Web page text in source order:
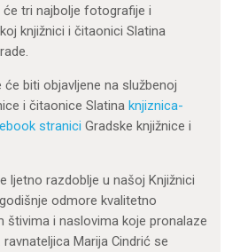
tri najbolje fotografije i
knjižnici i čitaonici Slatina
biti objavljene na službenoj
i čitaonice Slatinaknjiznica-
stranici Gradske knjižnice i
ljetno razdoblje u našoj Knjižnici
odmore kvalitetno
štivima i naslovima koje pronalaze
ravnateljica Marija Cindrić se